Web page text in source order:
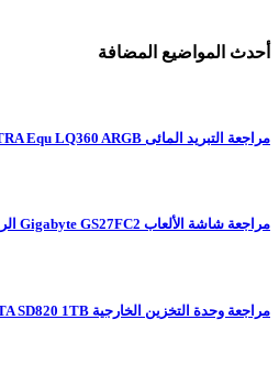
أحدث المواضيع المضافة
مراجعة التبريد المائى XASTRA Equ LQ360 ARGB
مراجعة شاشة الألعاب Gigabyte GS27FC2 الرائعة
مراجعة وحدة التخزين الخارجية ADATA SD820 1TB بموصل USB 3.2 Gen2X2